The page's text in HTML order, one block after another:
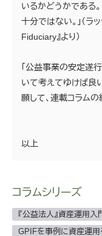
いるかどうかである。
十分ではない。」（ラ
Fiduciary』より）
「公益事業の安定遂
いて考えてゆけば良
願して、連載コラムの
以上
コラムシリーズ
『公益法人』資産運用入
GPIFを事例に資産運用